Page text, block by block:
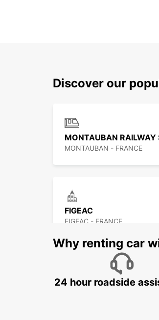
Discover our
MONTAUBAN RAILWAY
MONTAUBAN - FRANCE
FIGEAC
FIGEAC - FRANCE
AGEN CITY
Why renting car
24 hour roadside